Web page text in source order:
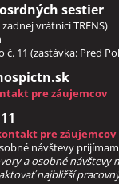
sestier
vrátnici TRENS)
č. 11 (zastávka: Pred
pre záujemcov
pre záujemcov
návštevy
a osobné
najbližší